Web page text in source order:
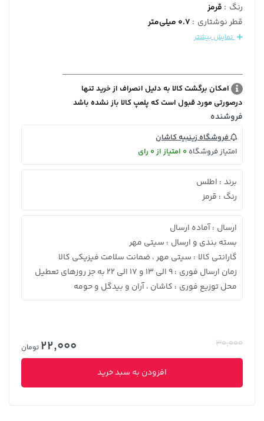
رنگ : قرمز
قطر نوشتاری : 0.7 میلی‌متر
نمایش بیشتر
امکان برگشت کالا به دلیل انصراف از خرید تنها
درصورتی مورد قبول است که پلمپ کالا باز نشده باشد
فروشنده
فروشگاه زینبیه کاشان
امتیاز فروشگاه 0 امتیاز از 0 رای
برند : اطلس
رنگ : قرمز
ارسال : آماده ارسال
بسته بندی و ارسال : سیتی مهر
گارانتی کالا : سیتی مهر ، ضمانت سلامت فیزیکی کالا
زمان ارسال فوری : 9 الی 13 و 17 الی 22 به جز روزهای تعطیل
محل توزیع فوری : کاشان ، آران و بیدگل و حومه
30,000
22,000 تومان
افزودن به سبد خرید